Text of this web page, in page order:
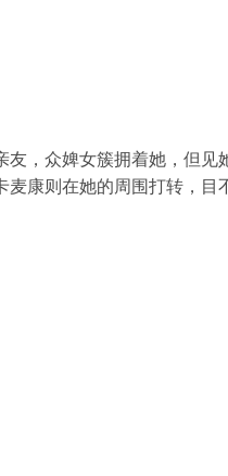
友，众婢女簇拥着她，但
康则在她的周围打转，